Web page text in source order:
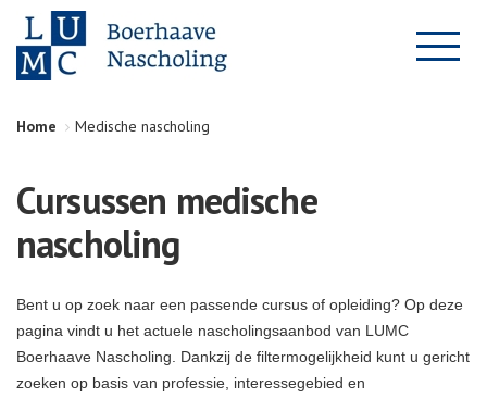
Home Medische nascholing
Cursussen medische
nascholing
Bent u op zoek naar een passende cursus of opleiding? Op deze
pagina vindt u het actuele nascholingsaanbod van LUMC
Boerhaave Nascholing. Dankzij de filtermogelijkheid kunt u gericht
zoeken op basis van professie, interessegebied en